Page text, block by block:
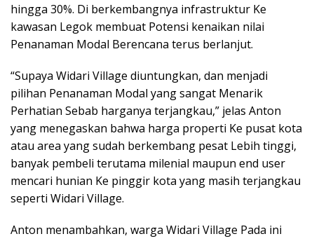
hingga 30%. Di berkembangnya infrastruktur Ke
kawasan Legok membuat Potensi kenaikan nilai
Penanaman Modal Berencana terus berlanjut.
“Supaya Widari Village diuntungkan, dan menjadi
pilihan Penanaman Modal yang sangat Menarik
Perhatian Sebab harganya terjangkau,” jelas Anton
yang menegaskan bahwa harga properti Ke pusat kota
atau area yang sudah berkembang pesat Lebih tinggi,
banyak pembeli terutama milenial maupun end user
mencari hunian Ke pinggir kota yang masih terjangkau
seperti Widari Village.
Anton menambahkan, warga Widari Village Pada ini